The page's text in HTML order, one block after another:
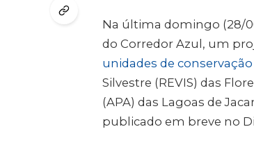
Na última domingo (28/
do Corredor Azul, um
unidades de conservação
Silvestre (REVIS) das
(APA) das Lagoas de
publicado em breve no